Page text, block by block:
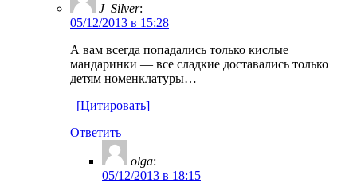
J_Silver:
05/12/2013 в 15:28
А вам всегда попадались только кислые
мандаринки — все сладкие доставались только
детям номенклатуры…
[Цитировать]
Ответить
olga:
05/12/2013 в 18:15